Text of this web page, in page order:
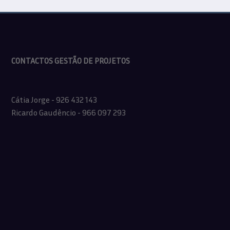
CONTACTOS GESTÃO DE PROJETOS
Cátia Jorge - 926 432 143
Ricardo Gaudêncio - 966 097 293